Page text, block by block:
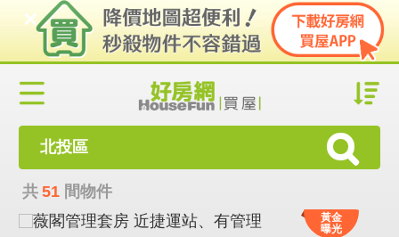
北投區
共 51 間物件
黃金
曝光